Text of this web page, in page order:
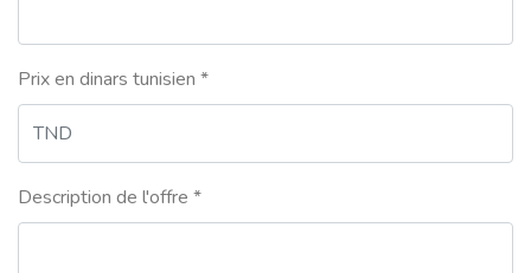
Prix en dinars tunisien *
Description de l'offre *